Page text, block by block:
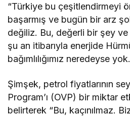
“Türkiye bu çeşitlendirmeyi
başarmış ve bugün bir arz
değiliz. Bu, değerli bir şey
şu an itibarıyla enerjide
bağımlılığımız neredeyse
Şimşek, petrol fiyatlarının
Program’ı (OVP) bir miktar
belirterek “Bu, kaçınılmaz.